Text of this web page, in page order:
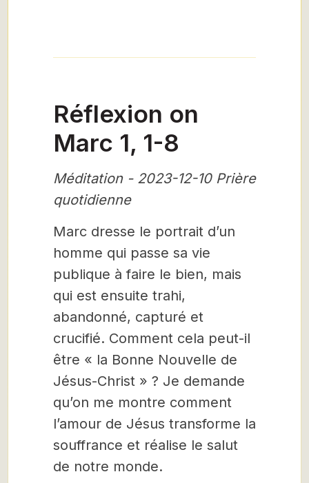
Réflexion on
Marc 1, 1-8
Méditation - 2023-12-10 Prière
quotidienne
Marc dresse le portrait d’un
homme qui passe sa vie
publique à faire le bien, mais
qui est ensuite trahi,
abandonné, capturé et
crucifié. Comment cela peut-il
être « la Bonne Nouvelle de
Jésus-Christ » ? Je demande
qu’on me montre comment
l’amour de Jésus transforme la
souffrance et réalise le salut
de notre monde.